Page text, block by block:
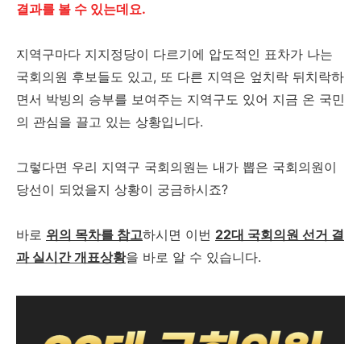
결과를 볼 수 있는데요.
지역구마다 지지정당이 다르기에 압도적인 표차가 나는
국회의원 후보들도 있고, 또 다른 지역은 엎치락 뒤치락하
면서 박빙의 승부를 보여주는 지역구도 있어 지금 온 국민
의 관심을 끌고 있는 상황입니다.
그렇다면 우리 지역구 국회의원는 내가 뽑은 국회의원이
당선이 되었을지 상황이 궁금하시죠?
바로 위의 목차를 참고하시면 이번 22대 국회의원 선거 결
과 실시간 개표상황을 바로 알 수 있습니다.